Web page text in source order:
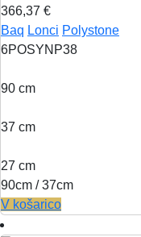
366,37 €
Baq Lonci Polystone
6POSYNP38
90 cm
37 cm
27 cm
90cm / 37cm
V košarico